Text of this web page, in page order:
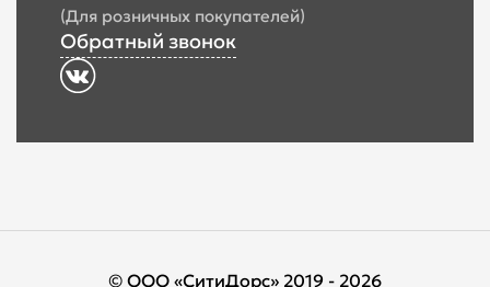
(Для розничных покупателей)
Обратный звонок
© ООО «СитиДорс» 2019 - 2026